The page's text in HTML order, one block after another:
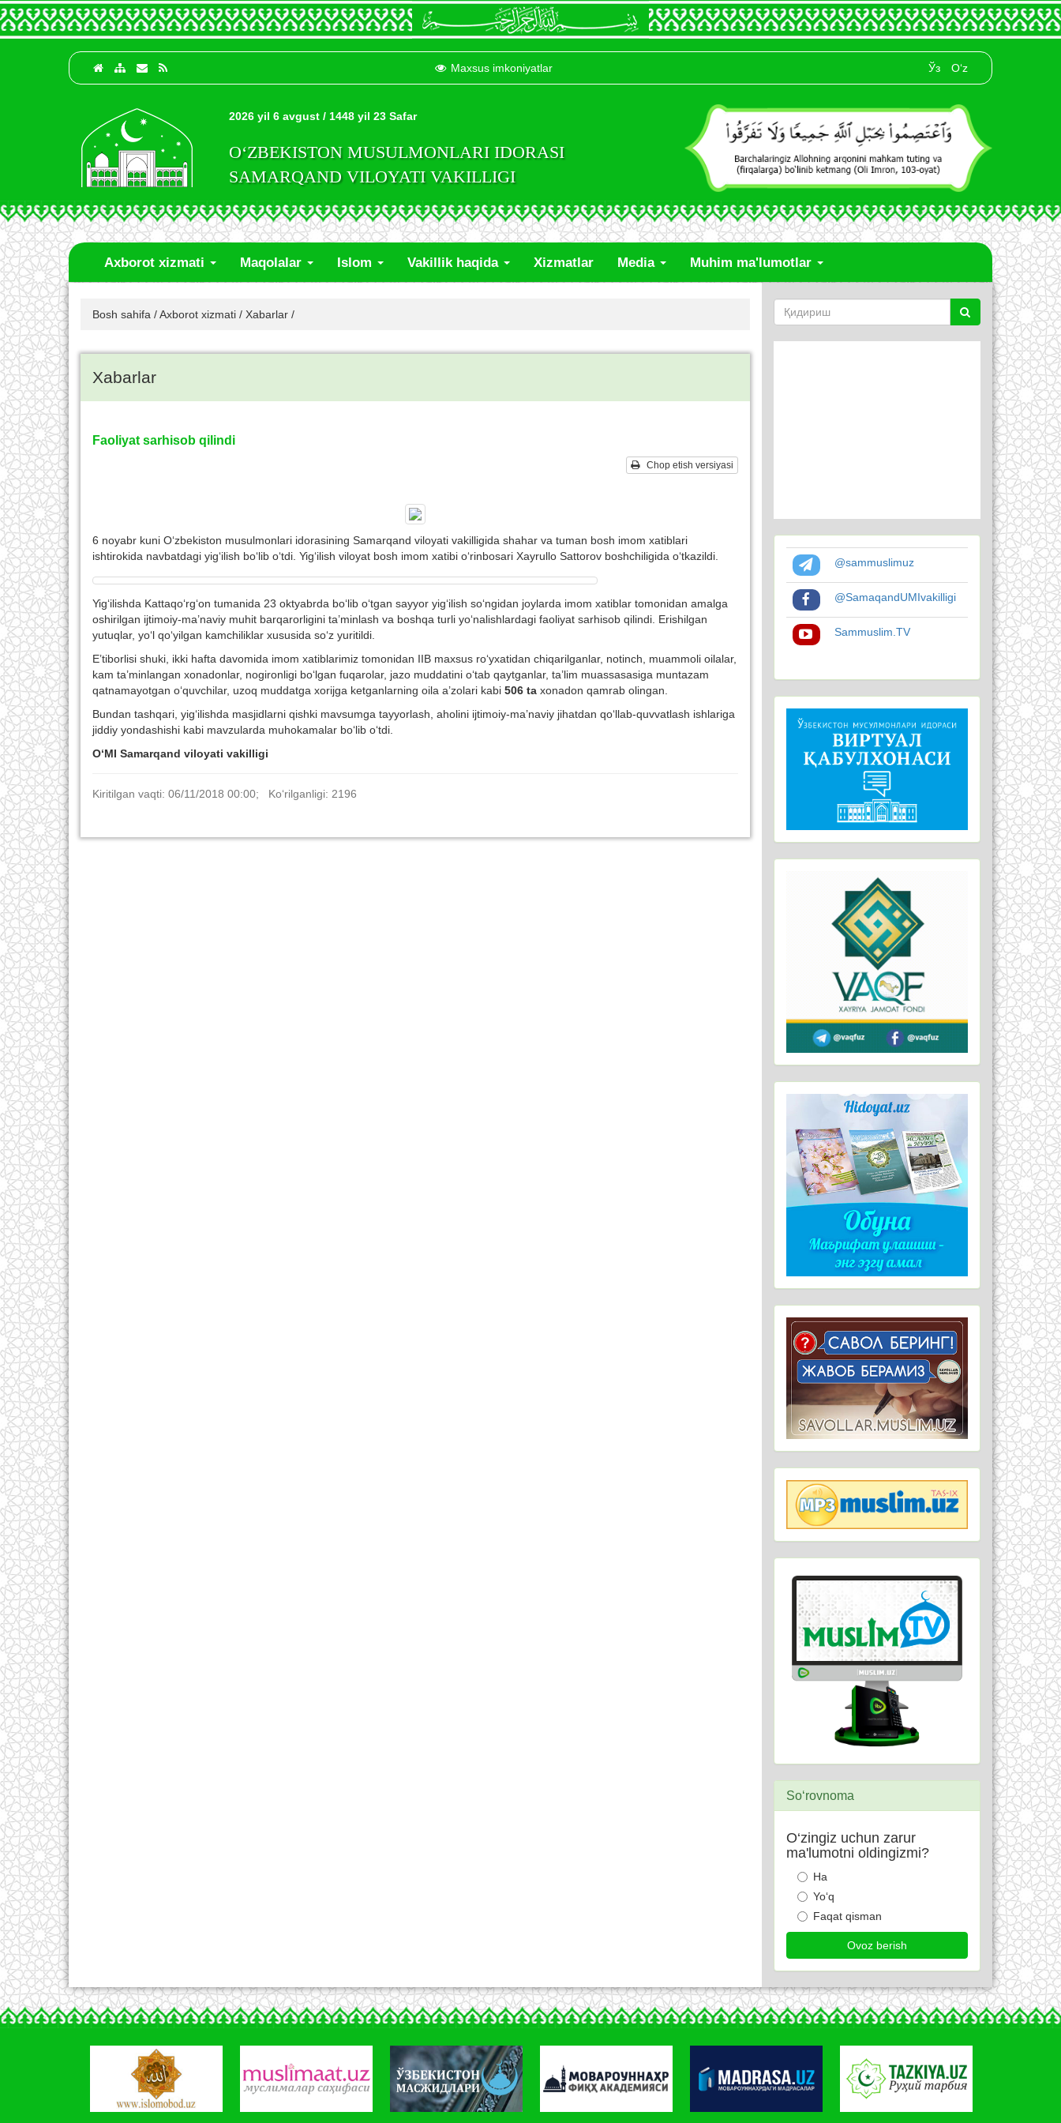
Maxsus imkoniyatlar Ўз O‘z
2026 yil 6 avgust / 1448 yil 23 Safar
O‘ZBEKISTON MUSULMONLARI IDORASI
SAMARQAND VILOYATI VAKILLIGI
Axborot xizmati Maqolalar Islom Vakillik haqida Xizmatlar Media Muhim ma'lumotlar
Bosh sahifa /Axborot xizmati / Xabarlar /
Xabarlar
Faoliyat sarhisob qilindi
Chop etish versiyasi
6 noyabr kuni O‘zbekiston musulmonlari idorasining Samarqand viloyati vakilligida shahar va tuman bosh imom xatiblari
ishtirokida navbatdagi yig‘ilish bo‘lib o‘tdi. Yig‘ilish viloyat bosh imom xatibi o‘rinbosari Xayrullo Sattorov boshchiligida o‘tkazildi.
Yig‘ilishda Kattaqo‘rg‘on tumanida 23 oktyabrda bo‘lib o‘tgan sayyor yig‘ilish so‘ngidan joylarda imom xatiblar tomonidan amalga
oshirilgan ijtimoiy-ma’naviy muhit barqarorligini ta’minlash va boshqa turli yo‘nalishlardagi faoliyat sarhisob qilindi. Erishilgan
yutuqlar, yo‘l qo‘yilgan kamchiliklar xususida so‘z yuritildi.
E’tiborlisi shuki, ikki hafta davomida imom xatiblarimiz tomonidan IIB maxsus ro‘yxatidan chiqarilganlar, notinch, muammoli oilalar,
kam ta’minlangan xonadonlar, nogironligi bo‘lgan fuqarolar, jazo muddatini o‘tab qaytganlar, ta’lim muassasasiga muntazam
qatnamayotgan o‘quvchilar, uzoq muddatga xorijga ketganlarning oila a’zolari kabi 506 ta xonadon qamrab olingan.
Bundan tashqari, yig‘ilishda masjidlarni qishki mavsumga tayyorlash, aholini ijtimoiy-ma’naviy jihatdan qo‘llab-quvvatlash ishlariga
jiddiy yondashishi kabi mavzularda muhokamalar bo‘lib o‘tdi.
O‘MI Samarqand viloyati vakilligi
Kiritilgan vaqti: 06/11/2018 00:00; Ko‘rilganligi: 2196
@sammuslimuz
@SamaqandUMIvakilligi
Sammuslim.TV
So‘rovnoma
O‘zingiz uchun zarur
ma'lumotni oldingizmi?
Ha
Yo‘q
Faqat qisman